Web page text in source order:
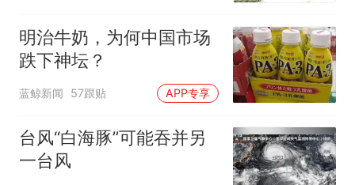
明治牛奶，为何中国市场
跌下神坛？
蓝鲸新闻 57跟贴 APP专享
台风“白海豚”可能吞并另
一台风